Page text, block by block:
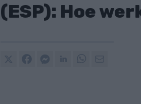
(ESP): Hoe